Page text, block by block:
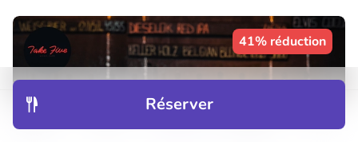
Réserver
41% réduction